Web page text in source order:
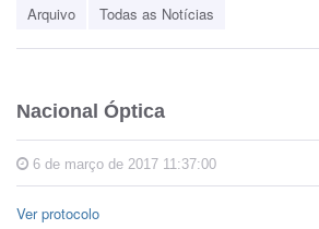
Arquivo Todas as Notícias
Nacional Óptica
6 de março de 2017 11:37:00
Ver protocolo